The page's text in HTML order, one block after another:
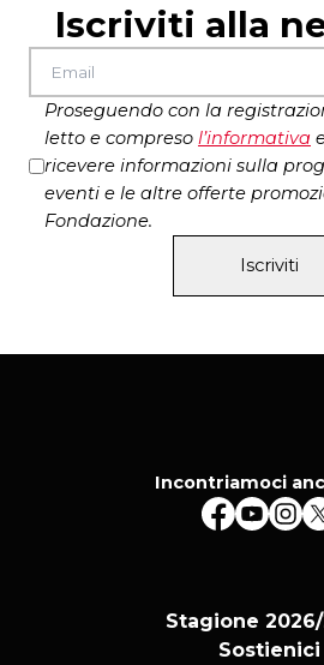
Produzione Societas
Iscriviti alla
Proseguendo con la
letto e compreso l’informativa
ricevere informazioni sulla
eventi e le altre offerte
Fondazione.
Iscriviti
Incontriamoci
Stagione
Sostienici